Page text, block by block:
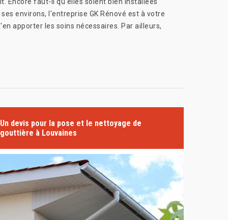
Encore faut-il qu'elles soient bien installées
environs, l'entreprise GK Rénové est à votre
apporter les soins nécessaires. Par ailleurs,
Un devis pour la pose et le nettoyage de
gouttière à Louvaines